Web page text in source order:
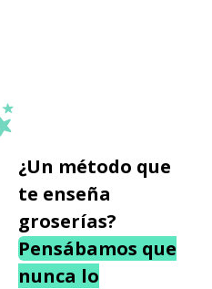
¿Un método que
te enseña
groserías?
Pensábamos que
nunca lo